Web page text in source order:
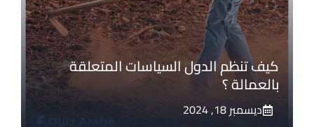
كيف تنظم الدول السياسات المتعلقة
بالعمالة ؟
ديسمبر 18, 2024